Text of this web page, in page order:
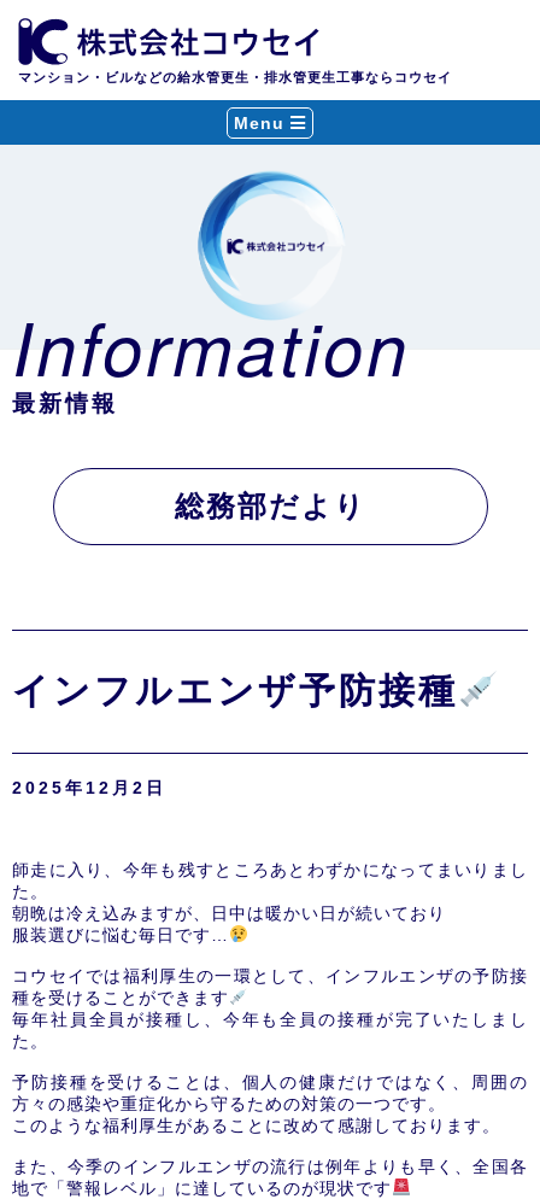
マンション・ビルなどの給水管更生・排水管更生工事ならコウセイ
Menu
Information
最新情報
総務部だより
インフルエンザ予防接種
2025年12月2日
師走に入り、今年も残すところあとわずかになってまいりまし
た。
朝晩は冷え込みますが、日中は暖かい日が続いており
服装選びに悩む毎日です…
コウセイでは福利厚生の一環として、インフルエンザの予防接
種を受けることができます
毎年社員全員が接種し、今年も全員の接種が完了いたしまし
た。
予防接種を受けることは、個人の健康だけではなく、周囲の
方々の感染や重症化から守るための対策の一つです。
このような福利厚生があることに改めて感謝しております。
また、今季のインフルエンザの流行は例年よりも早く、全国各
地で「警報レベル」に達しているのが現状です